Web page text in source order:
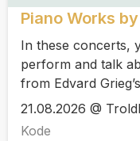
Piano Works
In these concerts,
perform and talk
from Edvard
21.08.2026 @
Kode